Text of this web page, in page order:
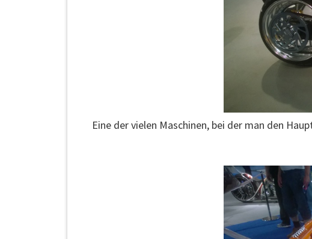
Eine der vielen Maschinen, bei der man den